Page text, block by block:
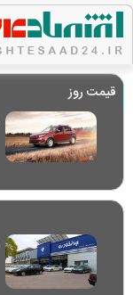
قیمت روز